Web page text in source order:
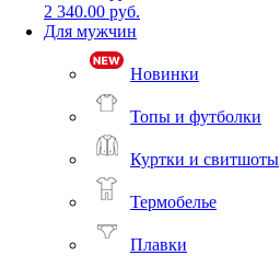
2 340.00 руб.
Для мужчин
Новинки
Топы и футболки
Куртки и свитшоты
Термобелье
Плавки